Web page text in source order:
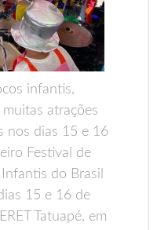
infantis,
atrações
nos dias 15 e 16
Festival de
do Brasil
15 e 16 de
Tatuapé, em